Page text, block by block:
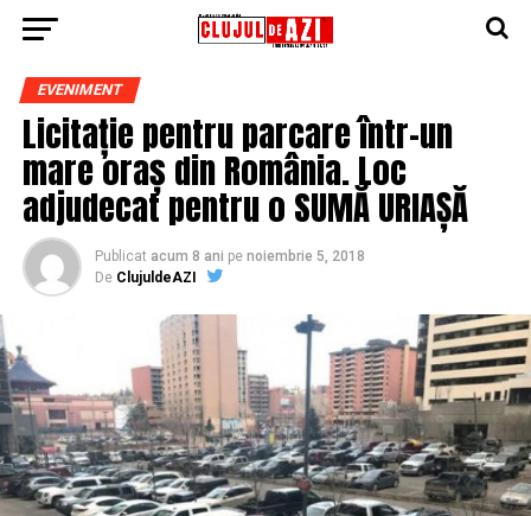
EVENIMENT
Licitație pentru parcare într-un
mare oraș din România. Loc
adjudecat pentru o SUMĂ URIAȘĂ
Publicat acum 8 ani pe noiembrie 5, 2018
De ClujuldeAZI